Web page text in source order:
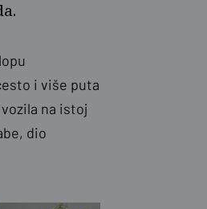
i više puta
na istoj
dio